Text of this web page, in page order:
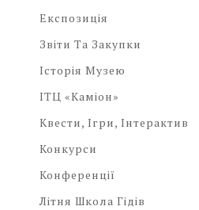
Експозиція
Звіти Та Закупки
Історія Музею
ІТЦ «Каміон»
Квести, Ігри, Інтерактив
Конкурси
Конференції
Літня Школа Гідів